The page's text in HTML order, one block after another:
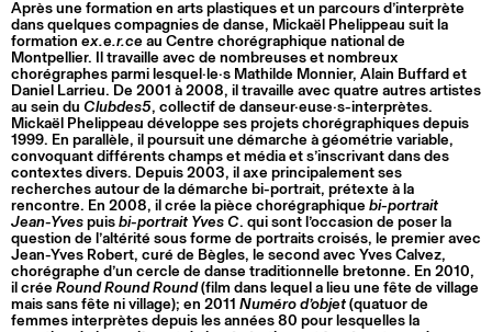
Après une formation en arts plastiques et un parcours d’interprète
dans quelques compagnies de danse, Mickaël Phelippeau suit la
formation ex.e.r.ce au Centre chorégraphique national de
Montpellier. Il travaille avec de nombreuses et nombreux
chorégraphes parmi lesquel·le·s Mathilde Monnier, Alain Buffard et
Daniel Larrieu. De 2001 à 2008, il travaille avec quatre autres artistes
au sein du Clubdes5, collectif de danseur·euse·s-interprètes.
Mickaël Phelippeau développe ses projets chorégraphiques depuis
1999. En parallèle, il poursuit une démarche à géométrie variable,
convoquant différents champs et média et s’inscrivant dans des
contextes divers. Depuis 2003, il axe principalement ses
recherches autour de la démarche bi-portrait, prétexte à la
rencontre. En 2008, il crée la pièce chorégraphique bi-portrait
Jean-Yves puis bi-portrait Yves C. qui sont l’occasion de poser la
question de l’altérité sous forme de portraits croisés, le premier avec
Jean-Yves Robert, curé de Bègles, le second avec Yves Calvez,
chorégraphe d’un cercle de danse traditionnelle bretonne. En 2010,
il crée Round Round Round(film dans lequel a lieu une fête de village
mais sans fête ni village); en 2011 Numéro d’objet (quatuor de
femmes interprètes depuis les années 80 pour lesquelles la